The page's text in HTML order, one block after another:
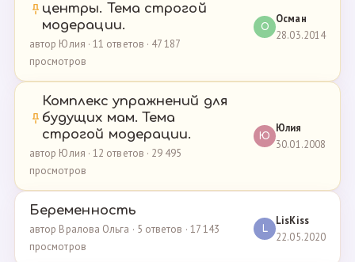
центры. Тема строгой
модерации.
автор Юлия · 11 ответов · 47 187
просмотров
О
Осман
28.03.2014
Комплекс упражнений для
будущих мам. Тема
строгой модерации.
автор Юлия · 12 ответов · 29 495
просмотров
Ю
Юлия
30.01.2008
Беременность
автор Вралова Ольга · 5 ответов · 17 143
просмотров
L
LisKiss
22.05.2020